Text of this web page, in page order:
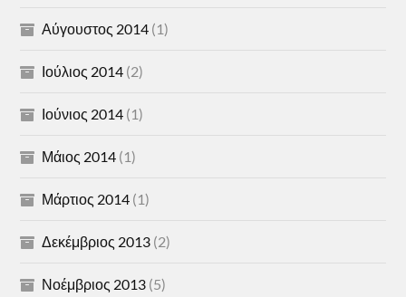
Αύγουστος 2014 (1)
Ιούλιος 2014 (2)
Ιούνιος 2014 (1)
Μάιος 2014 (1)
Μάρτιος 2014 (1)
Δεκέμβριος 2013 (2)
Νοέμβριος 2013 (5)